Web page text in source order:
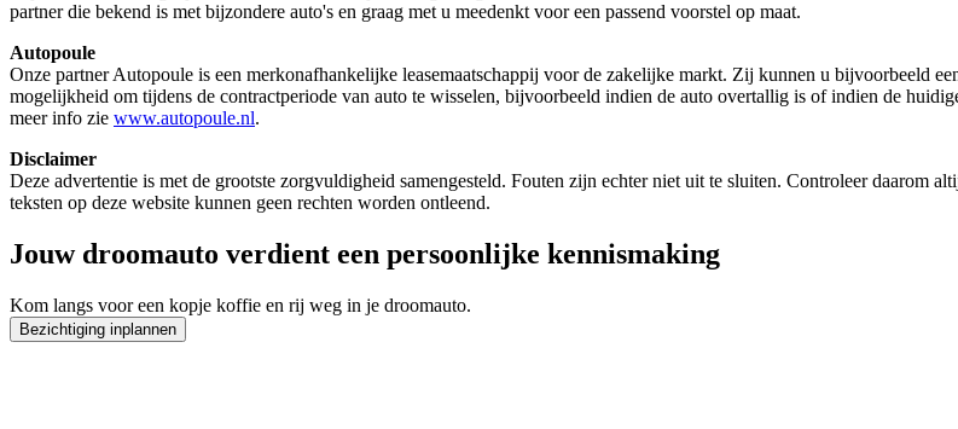
partner die bekend is met bijzondere auto's en graag met u meedenkt voor een passend voorstel op maat.
Autopoule
Onze partner Autopoule is een merkonafhankelijke leasemaatschappij voor de zakelijke markt. Zij kunnen u bijvoorbeeld
mogelijkheid om tijdens de contractperiode van auto te wisselen, bijvoorbeeld indien de auto overtallig is of indien de
meer info zie www.autopoule.nl.
Disclaimer
Deze advertentie is met de grootste zorgvuldigheid samengesteld. Fouten zijn echter niet uit te sluiten. Controleer daarom
teksten op deze website kunnen geen rechten worden ontleend.
Jouw droomauto verdient een persoonlijke kennismaking
Kom langs voor een kopje koffie en rij weg in je droomauto.
Bezichtiging inplannen